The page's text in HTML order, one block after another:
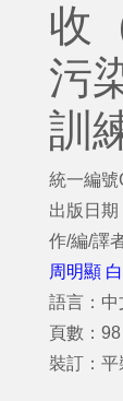
收
污
訓
統一編
出版日
作/編/譯
周明顯
語言：中
頁數：98
裝訂：平